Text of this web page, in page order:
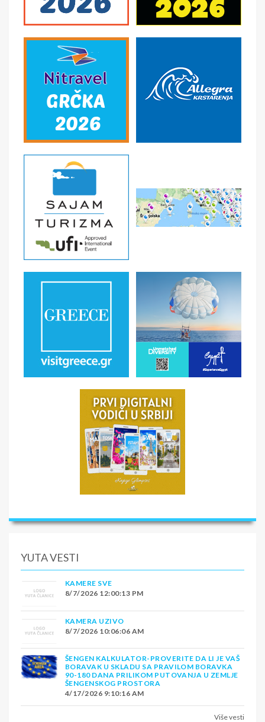
YUTA VESTI
KAMERE SVE
8/7/2026 12:00:13 PM
KAMERA UZIVO
8/7/2026 10:06:06 AM
ŠENGEN KALKULATOR-PROVERITE DA LI JE VAŠ
BORAVAK U SKLADU SA PRAVILOM BORAVKA
90-180 DANA PRILIKOM PUTOVANJA U ZEMLJE
ŠENGENSKOG PROSTORA
4/17/2026 9:10:16 AM
Više vesti